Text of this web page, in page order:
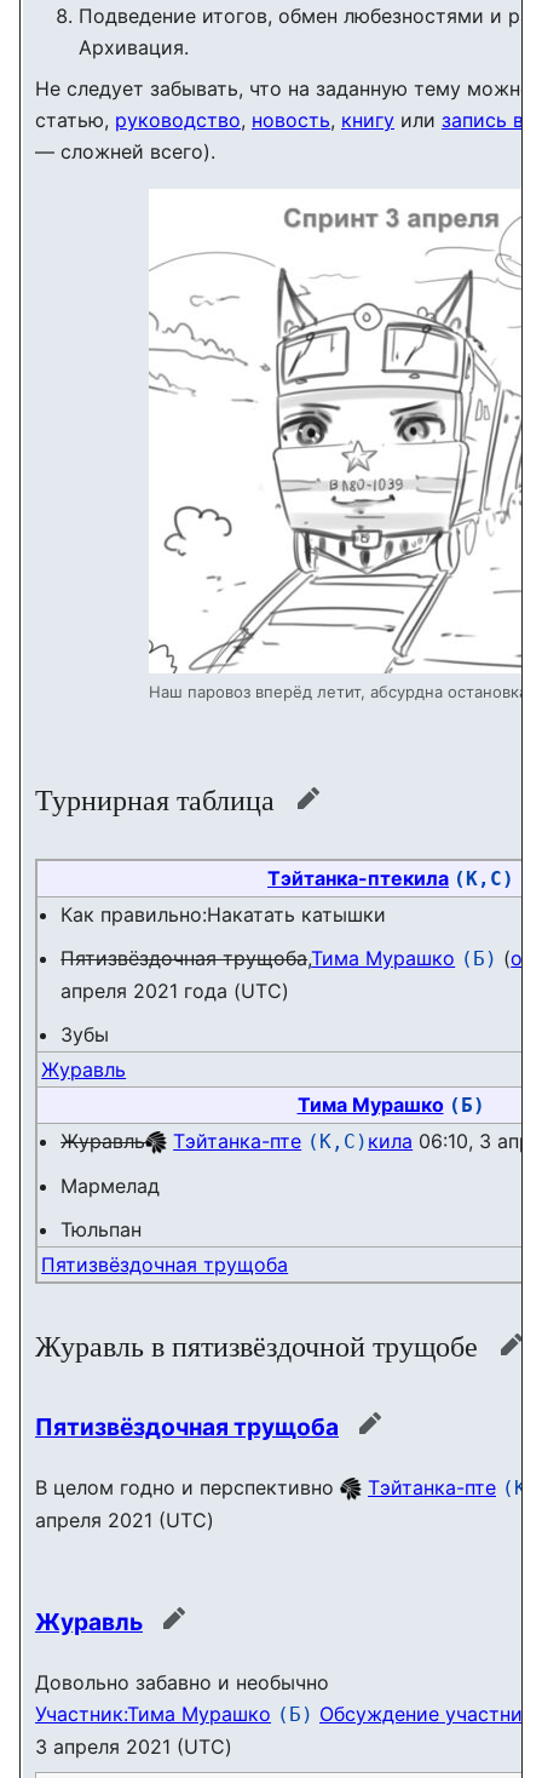
Подведение итогов, обмен любезностями и
Архивация.
Не следует забывать, что на заданную тему можно
статью, руководство, новость, книгу или запись в
— сложней всего).
Наш паровоз вперëд летит, абсурдна остановка.
Турнирная таблица править
Тэйтанка-птекила (К,С)
Как правильно:Накатать катышки
Пятизвëздочная трущоба,Тима Мурашко (Б) (
апреля 2021 года (UTC)
Зубы
Журавль
Тима Мурашко (Б)
Журавль Тэйтанка-пте (К,С) кила 06:10, 3
Мармелад
Тюльпан
Пятизвëздочная трущоба
Журавль в пятизвёздочной трущобе
Пятизвëздочная трущоба править
В целом годно и перспективно Тэйтанка-пте
апреля 2021 (UTC)
Журавль править
Довольно забавно и необычно
Участник:Тима Мурашко (Б) Обсуждение
3 апреля 2021 (UTC)